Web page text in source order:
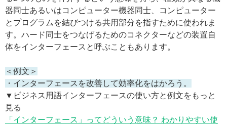
器同士あるいはコンピューター機器同士、コンピューター
とプログラムを結びつける共用部分を指すために使われま
す。ハード同士をつなげるためのコネクターなどの装置自
体をインターフェースと呼ぶこともあります。
＜例文＞
・インターフェースを改善して効率化をはかろう。
▼ビジネス用語インターフェースの使い方と例文をもっと
見る
「インターフェース」ってどういう意味？ わかりやすい使